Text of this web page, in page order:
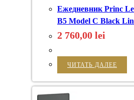
Ежедневник Princ
B5 Model C Black
2 760,00 lei
ЧИТАТЬ ДАЛЕЕ